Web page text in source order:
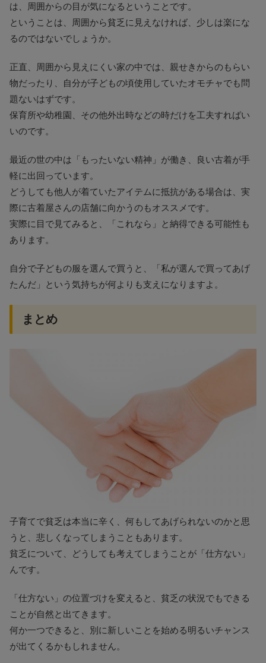
は、周囲からの目が気になるということです。
ということは、周囲から貧乏に見えなければ、少しは楽にな
るのではないでしょうか。
正直、周囲から見えにくい家の中では、親せきからのもらい
物だったり、自分が子どもの頃使用していたオモチャでも問
題ないはずです。
保育所や幼稚園、その他外出時などの時だけを工夫すればい
いのです。
最近の世の中は「もったいない精神」が働き、良い古着が手
軽に出回っています。
どうしても他人が着ていたアイテムに抵抗がある場合は、実
際に古着屋さんの店舗に向かうのもオススメです。
実際に目で見てみると、「これなら」と納得できる可能性も
あります。
自分で子どもの服を選んで買うと、「私が選んで買ってあげ
たんだ」という気持ちが何よりも支えになりますよ。
まとめ
子育てで貧乏は本当に辛く、何もしてあげられないのかと思
うと、悲しくなってしまうこともあります。
貧乏について、どうしても考えてしまうことが「仕方ない」
んです。
「仕方ない」の位置づけを変えると、貧乏の状況でもできる
ことが自然と出てきます。
何か一つできると、別に新しいことを始める明るいチャンス
が出てくるかもしれません。